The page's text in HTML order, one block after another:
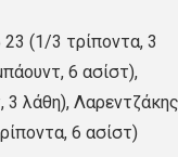
(1/3 τρίποντα, 3
6 ασίστ),
3 λάθη),
6 ασίστ)